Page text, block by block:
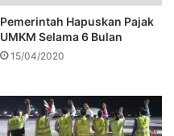
Pemerintah Hapuskan Pajak
UMKM Selama 6 Bulan
15/04/2020